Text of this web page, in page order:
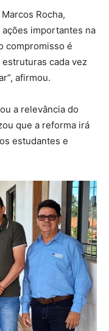
Rocha,
importantes na
compromisso é
cada vez
afirmou.
a relevância do
que a reforma irá
estudantes e